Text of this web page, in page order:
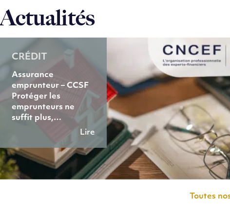
Actualités
CRÉDIT
Assurance
emprunteur – CCSF
Protéger les
emprunteurs ne
suffit plus,…
Lire
Toutes